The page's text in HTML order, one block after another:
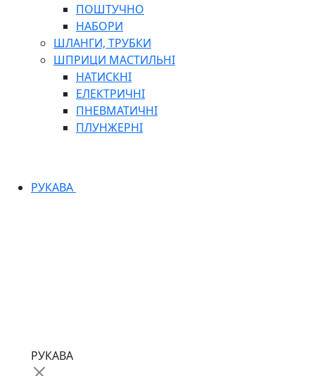
ПОШТУЧНО
НАБОРИ
ШЛАНГИ, ТРУБКИ
ШПРИЦИ МАСТИЛЬНІ
НАТИСКНІ
ЕЛЕКТРИЧНІ
ПНЕВМАТИЧНІ
ПЛУНЖЕРНІ
РУКАВА
РУКАВА